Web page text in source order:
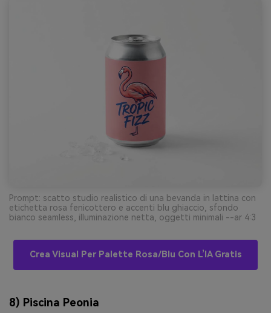
Prompt: scatto studio realistico di una bevanda in lattina con
etichetta rosa fenicottero e accenti blu ghiaccio, sfondo
bianco seamless, illuminazione netta, oggetti minimali --ar 4:3
Crea Visual Per Palette Rosa/blu Con L’IA Gratis
8) Piscina Peonia